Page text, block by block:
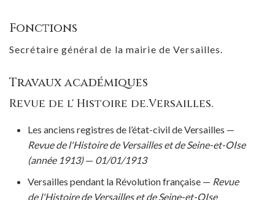
Fonctions
Secrétaire général de la mairie de Versailles.
Travaux académiques
Revue de l' Histoire de.Versailles.
Les anciens registres de l’état-civil de Versailles —
Revue de l'Histoire de Versailles et de Seine-et-OIse
(année 1913)— 01/01/1913
Versailles pendant la Révolution française — Revue
de l'Histoire de Versailles et de Seine-et-OIse